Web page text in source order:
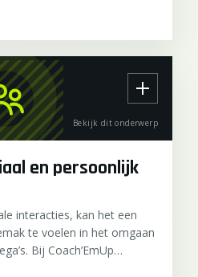
Bekijk dit onderwerp
en persoonlijk
interacties, kan het een
te voelen in het omgaan
Bij Coach’EmUp
van sociale